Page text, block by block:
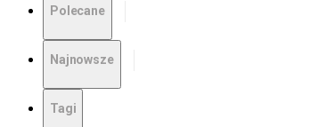
Polecane
Najnowsze
Tagi